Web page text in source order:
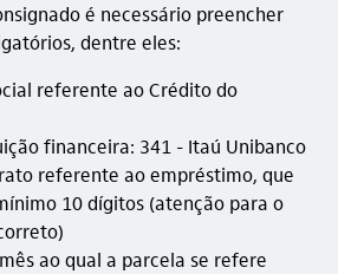
é necessário preencher
dentre eles:
referente ao Crédito do
financeira: 341 - Itaú Unibanco
referente ao empréstimo, que
10 dígitos (atenção para o
ao qual a parcela se refere